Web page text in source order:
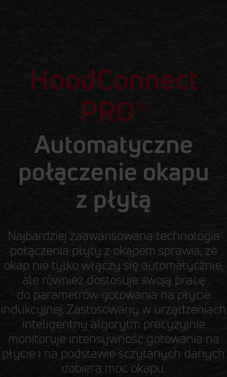
HoodConnect
PRO®
Automatyczne
połączenie okapu
z płytą
Najbardziej zaawansowana technologia
połączenia płyty z okapem sprawia, że
okap nie tylko włączy się automatycznie,
ale również dostosuje swoją pracę
do parametrów gotowania na płycie
indukcyjnej. Zastosowany w urządzeniach
inteligentny algorytm precyzyjnie
monitoruje intensywność gotowania na
płycie i na podstawie sczytanych danych
dobiera moc okapu.